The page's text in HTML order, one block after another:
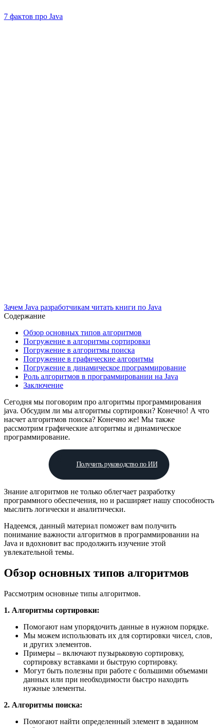
7 фактов про Java
Зачем Java разработчикам читать книги по Java
Содержание
Обзор основных типов алгоритмов
Погружение в алгоритмы сортировки
Погружение в алгоритмы поиска
Погружение в графические алгоритмы
Погружение в динамическое программирование
Роль алгоритмов в программировании на Java
Заключение
Сегодня мы поговорим про алгоритмы программирования
java. Обсудим ли мы алгоритмы сортировки? Конечно! А что
насчет алгоритмов поиска? Конечно же! Мы также
рассмотрим графические алгоритмы и динамическое
программирование.
Получить руководство по ИИ
Знание алгоритмов не только облегчает разработку
программного обеспечения, но и расширяет нашу способность
мыслить логически и аналитически.
Надеемся, данный материал поможет вам получить
понимание важности алгоритмов в программировании на
Java и вдохновит вас продолжить изучение этой
увлекательной темы.
Обзор основных типов алгоритмов
Рассмотрим основные типы алгоритмов.
1. Алгоритмы сортировки:
Помогают нам упорядочить данные в нужном порядке.
Мы можем использовать их для сортировки чисел, слов,
и других элементов.
Примеры – включают пузырьковую сортировку,
сортировку вставками и быструю сортировку.
Могут быть полезны при работе с большими объемами
данных или при необходимости быстро находить
нужные элементы.
2. Алгоритмы поиска:
Помогают найти определенный элемент в заданном